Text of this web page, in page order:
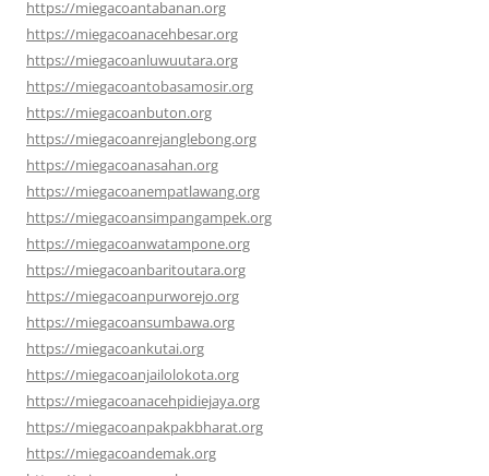
https://miegacoantabanan.org
https://miegacoanacehbesar.org
https://miegacoanluwuutara.org
https://miegacoantobasamosir.org
https://miegacoanbuton.org
https://miegacoanrejanglebong.org
https://miegacoanasahan.org
https://miegacoanempatlawang.org
https://miegacoansimpangampek.org
https://miegacoanwatampone.org
https://miegacoanbaritoutara.org
https://miegacoanpurworejo.org
https://miegacoansumbawa.org
https://miegacoankutai.org
https://miegacoanjailolokota.org
https://miegacoanacehpidiejaya.org
https://miegacoanpakpakbharat.org
https://miegacoandemak.org